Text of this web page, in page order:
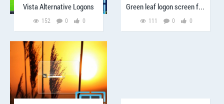
Vista Alternative Logons
152 0 0
Green leaf logon screen for xp
111 0 0